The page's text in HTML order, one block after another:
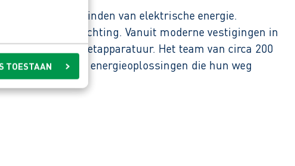
TOESTAAN
en verbinden van elektrische energie.
openbare verlichting. Vanuit moderne vestigingen in
en meetapparatuur. Het team van circa 200
zij slimme energieoplossingen die hun weg